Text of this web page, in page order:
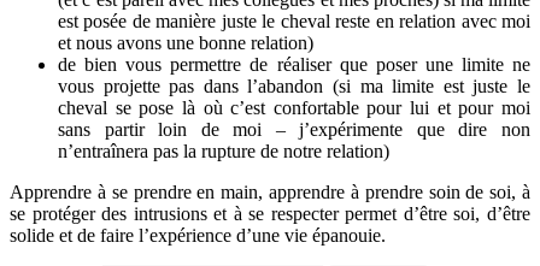
est posée de manière juste le cheval reste en relation avec moi
et nous avons une bonne relation)
de bien vous permettre de réaliser que poser une limite ne
vous projette pas dans l’abandon (si ma limite est juste le
cheval se pose là où c’est confortable pour lui et pour moi
sans partir loin de moi – j’expérimente que dire non
n’entraînera pas la rupture de notre relation)
Apprendre à se prendre en main, apprendre à prendre soin de soi, à
se protéger des intrusions et à se respecter permet d’être soi, d’être
solide et de faire l’expérience d’une vie épanouie.